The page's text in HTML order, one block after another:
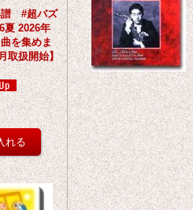
譜 #超バズ
夏 2026年
を集めま
取扱開始】